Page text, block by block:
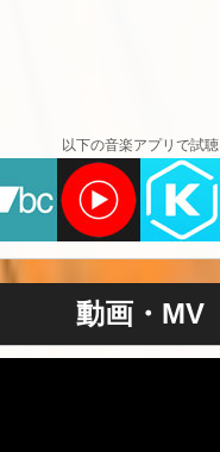
以下の音楽アプリで試聴
動画・MV